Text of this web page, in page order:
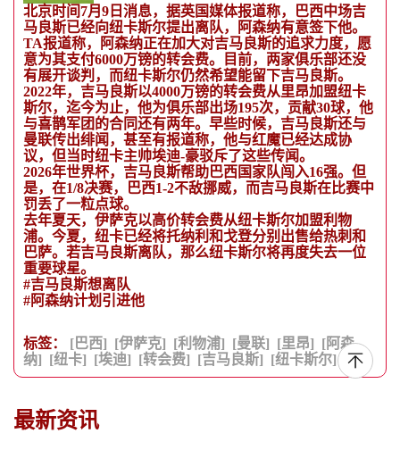
北京时间7月9日消息，据英国媒体报道称，巴西中场吉
马良斯已经向纽卡斯尔提出离队，阿森纳有意签下他。
TA报道称，阿森纳正在加大对吉马良斯的追求力度，愿
意为其支付6000万镑的转会费。目前，两家俱乐部还没
有展开谈判，而纽卡斯尔仍然希望能留下吉马良斯。
2022年，吉马良斯以4000万镑的转会费从里昂加盟纽卡
斯尔，迄今为止，他为俱乐部出场195次，贡献30球，他
与喜鹊军团的合同还有两年。早些时候，吉马良斯还与
曼联传出绯闻，甚至有报道称，他与红魔已经达成协
议，但当时纽卡主帅埃迪-豪驳斥了这些传闻。
2026年世界杯，吉马良斯帮助巴西国家队闯入16强。但
是，在1/8决赛，巴西1-2不敌挪威，而吉马良斯在比赛中
罚丢了一粒点球。
去年夏天，伊萨克以高价转会费从纽卡斯尔加盟利物
浦。今夏，纽卡已经将托纳利和戈登分别出售给热刺和
巴萨。若吉马良斯离队，那么纽卡斯尔将再度失去一位
重要球星。
#吉马良斯想离队
#阿森纳计划引进他
标签： [巴西] [伊萨克] [利物浦] [曼联] [里昂] [阿森
纳] [纽卡] [埃迪] [转会费] [吉马良斯] [纽卡斯尔]
最新资讯